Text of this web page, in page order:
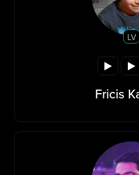
LV
Fricis